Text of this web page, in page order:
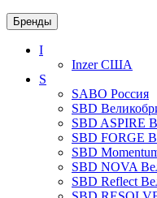
Бренды
I
InzerСША
S
SABO Россия
SBD
SBD ASPIRE
SBD FORGE
SBD
SBD NOVA
SBD Reflect